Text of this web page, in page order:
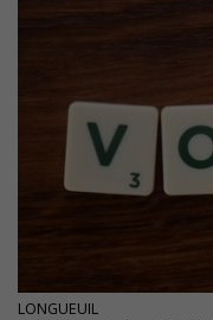
LONGUEUIL